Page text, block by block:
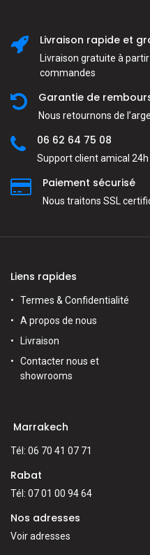
Livraison rapide et
Livraison gratuite à
commandes
Garantie de
Nous retournons de
06 62 64 75 08
Support client amical
Paiement sécurisé
Nous traitons SSL
Liens rapides
Termes & Confidentialité
A propos de nous
Livraison
Contacter nous et
showrooms
Marrakech
Tél: 06 70 41 07 71
Rabat
Tél: 07 01 00 94 64
Nos adresses
Voir adresses